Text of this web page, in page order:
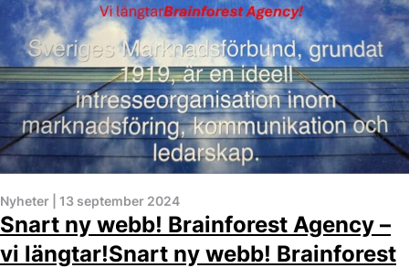
Nyheter 13 september 2024
Snart ny webb! Brainforest Agency –
vi längtar!Snart ny webb! Brainforest